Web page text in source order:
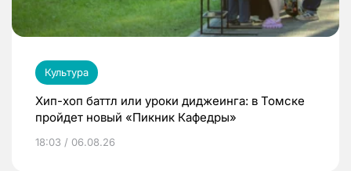
Культура
Хип-хоп баттл или уроки диджеинга: в Томске
пройдет новый «Пикник Кафедры»
18:03 / 06.08.26